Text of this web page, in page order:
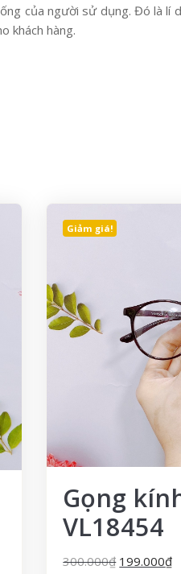
của người sử dụng. Đó là lí
khách hàng.
Giảm giá!
Gọng
VL18454
300.000₫ 199.000₫